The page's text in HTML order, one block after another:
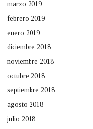
marzo 2019
febrero 2019
enero 2019
diciembre 2018
noviembre 2018
octubre 2018
septiembre 2018
agosto 2018
julio 2018